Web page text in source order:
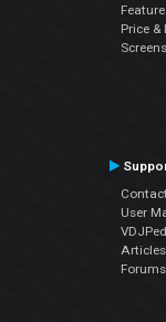
Price &
User
Articles
Forums